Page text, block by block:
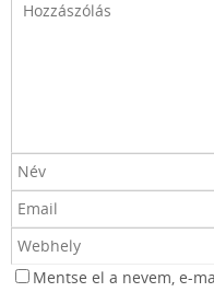
Mentse el a nevem, e-